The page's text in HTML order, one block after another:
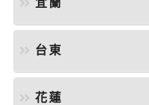
宜蘭
台東
花蓮